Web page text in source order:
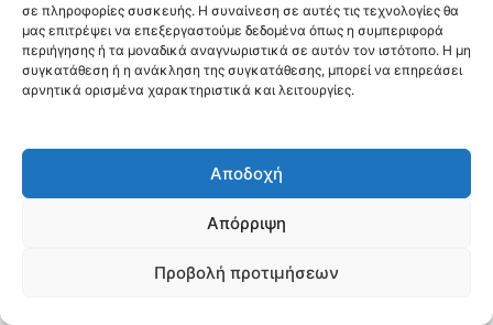
σε πληροφορίες συσκευής. Η συναίνεση σε αυτές τις τεχνολογίες θα
μας επιτρέψει να επεξεργαστούμε δεδομένα όπως η συμπεριφορά
περιήγησης ή τα μοναδικά αναγνωριστικά σε αυτόν τον ιστότοπο. Η μη
συγκατάθεση ή η ανάκληση της συγκατάθεσης, μπορεί να επηρεάσει
αρνητικά ορισμένα χαρακτηριστικά και λειτουργίες.
Αποδοχή
Απόρριψη
Προβολή προτιμήσεων
@2026 3ype.gr All rights reserved
Πολιτική Προστασίας Δεδομένων
Θεσσαλονίκη, ΕλλάδαΤηλ: +30 2311 226 200
email: 3ype@3ype.gr
Page Visits:
Website Visits: